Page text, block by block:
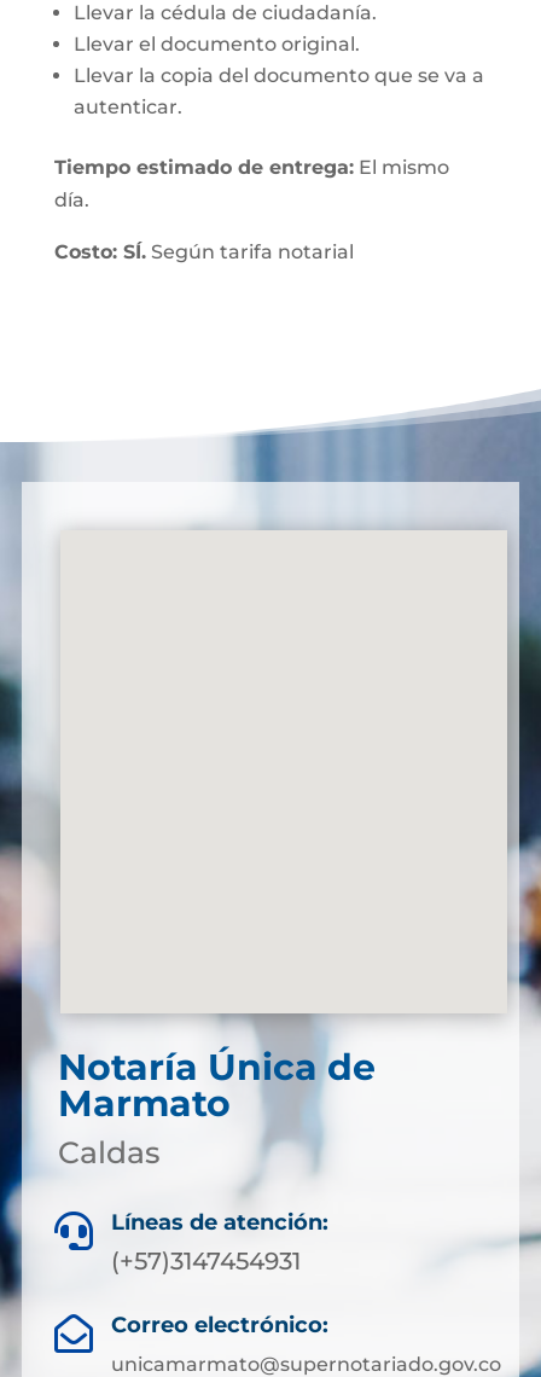
Llevar la cédula de ciudadanía.
Llevar el documento original.
Llevar la copia del documento que se va a
autenticar.
Tiempo estimado de entrega:El mismo
día.
Costo: SÍ.Según tarifa notarial
Notaría Única de
Marmato
Caldas
 Líneas de atención:
(+57)3147454931
 Correo electrónico:
unicamarmato@supernotariado.gov.co